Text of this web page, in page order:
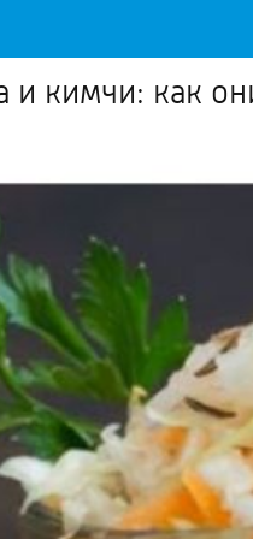
и кимчи: как